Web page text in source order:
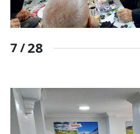
7 /28